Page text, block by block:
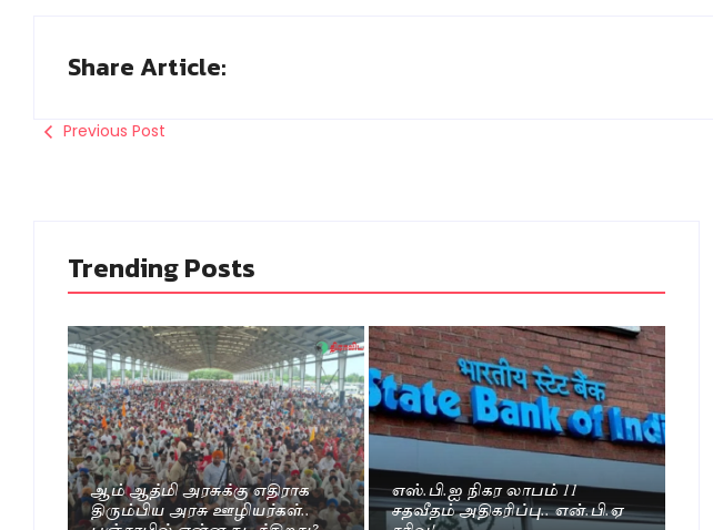
Share Article:
Previous Post
Trending Posts
ஆம் ஆத்மி அரசுக்கு எதிராக
திரும்பிய அரசு ஊழியர்கள்..
எஸ்.பி.ஐ நிகர லாபம் 11
சதவீதம் அதிகரிப்பு.. என்.பி.ஏ